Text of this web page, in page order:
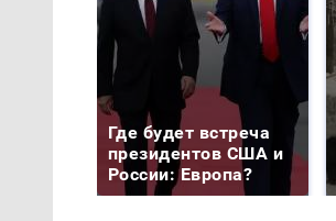
Где будет встреча
президентов США и
России: Европа?